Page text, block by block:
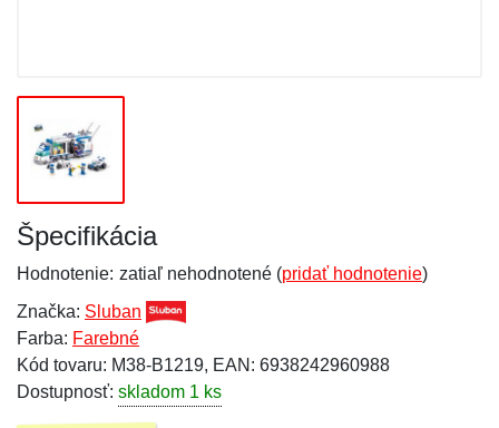
Špecifikácia
Hodnotenie: zatiaľ nehodnotené (pridať hodnotenie)
Značka: Sluban
Farba: Farebné
Kód tovaru: M38-B1219, EAN: 6938242960988
Dostupnosť: skladom 1 ks